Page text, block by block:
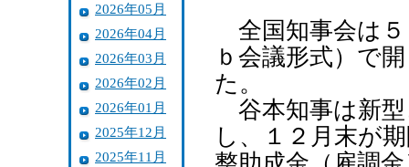
2026年05月
2026年04月
2026年03月
2026年02月
2026年01月
2025年12月
2025年11月
全国知事会は５
ｂ会議形式）で
た。
谷本知事は新型
し、１２月末が